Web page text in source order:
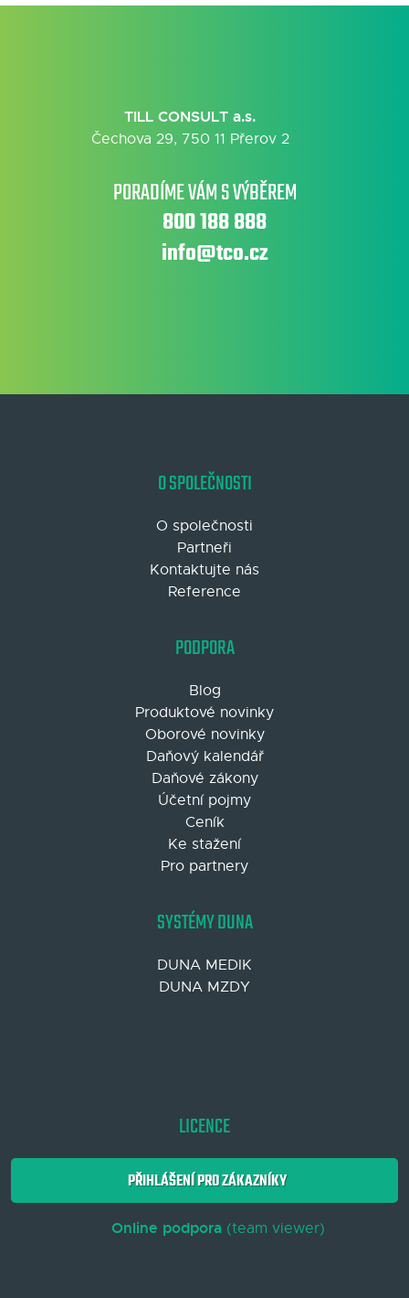
TILL CONSULT a.s.
Čechova 29, 750 11 Přerov 2
PORADÍME VÁM S VÝBĚREM
800 188 888
info@tco.cz
O SPOLEČNOSTI
O společnosti
Partneři
Kontaktujte nás
Reference
PODPORA
Blog
Produktové novinky
Oborové novinky
Daňový kalendář
Daňové zákony
Účetní pojmy
Ceník
Ke stažení
Pro partnery
SYSTÉMY DUNA
DUNA MEDIK
DUNA MZDY
LICENCE
PŘIHLÁŠENÍ PRO ZÁKAZNÍKY
Online podpora(team viewer)